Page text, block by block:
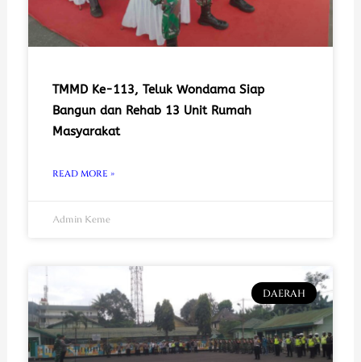
TMMD Ke-113, Teluk Wondama Siap
Bangun dan Rehab 13 Unit Rumah
Masyarakat
READ MORE »
Admin Keme
DAERAH